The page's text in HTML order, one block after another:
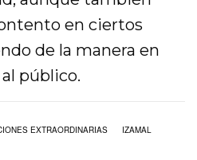
en ciertos
de la manera en
público.
EXTRAORDINARIAS
IZAMAL